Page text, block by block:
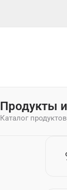
Продукты
Каталог